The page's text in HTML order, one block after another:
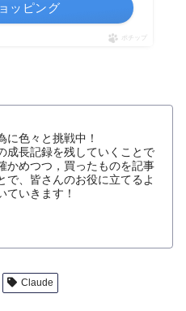
ッピング
ポチップ
に色々と挑戦中！
成長記録を残していくことで
かめつつ，買ったものを記事
で、皆さんのお役に立てるよ
ていきます！
Claude